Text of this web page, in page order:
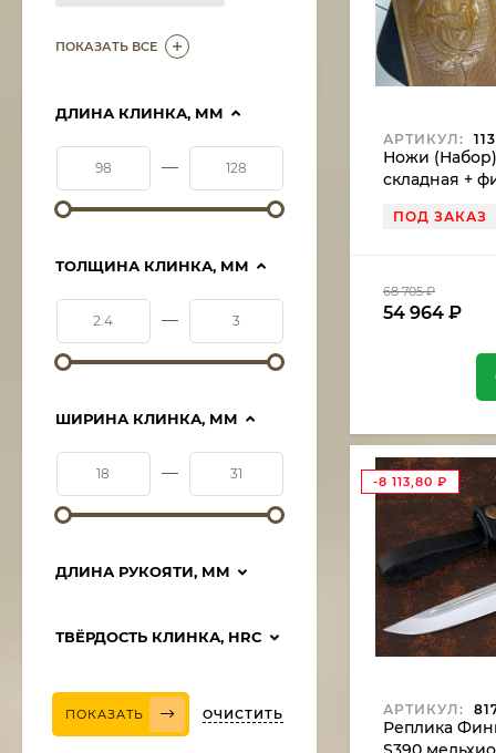
АРТИКУЛ:
Ножи
складная +
красной
ПОД ЗАКАЗ
68 705₽
54 964 ₽
-8 113,80 ₽
АРТИКУЛ:
Реплика
ПОКАЗАТЬ ВСЕ
ДЛИНА КЛИНКА, ММ
—
ТОЛЩИНА КЛИНКА, ММ
—
ШИРИНА КЛИНКА, ММ
—
ДЛИНА РУКОЯТИ, ММ
ТВЁРДОСТЬ КЛИНКА, HRC
ПОКАЗАТЬ ОЧИСТИТЬ